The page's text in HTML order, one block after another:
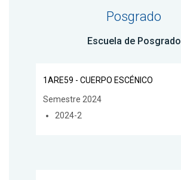
Posgrado
Escuela de Posgrado
1ARE59 - CUERPO ESCÉNICO
Semestre 2024
2024-2